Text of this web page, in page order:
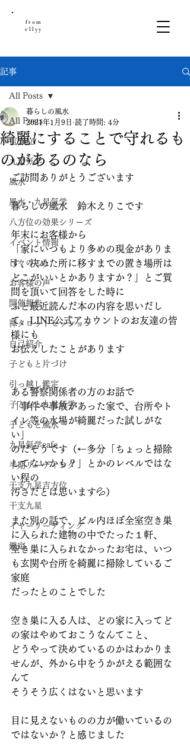
from
ellyy
記事
All Posts
吉方位
九星気学
風水
風水・九星気学
八方位の効果シリーズ
イベント情報
日々のこと
お客様の声
開催報告
禅タロットセッション
自己紹介
子どもと片づけ
引っ越し鑑定
子どもと九星氣学
子どもと風水
九星氣学cafe
半期リーディング
干支九星吉方位
干支九星
イヤーリーディング
鑑定
All Posts
綺麗にすることで守れるも
のがあるのなら
暮らしの風水
2021年1月9日 読了時間: 4分
ご訪問ありがとうございます
暮らしの風水　鈴木えりこです
年末にお客様から
「家にいつもより多めの現金がありま
す、決めた所に移すまでの置き場所は
どこがいいとかありますか？」とご質
問を頂いて回答をした時に
ふと最近読んだ本の内容を思いだし
て、LINE公式アカウントのお友達の皆
様にも
お伝えしたことがあります
ある警察関係者の方のお話で
「事件や事故があった家で、台所やト
イレ等の水場が綺麗だった試しがな
い」
のだそうです（←多分「ちょっと掃除
してないかも？」とかのレベルではな
い程の
汚さだとは思います💦）
また別の話で、ビル内ほぼ全室空き巣
に入られた建物の中でたった１軒、
空き巣に入られなかったお宅は、いつ
も玄関や台所を綺麗に掃除しているご
家庭
だったとのことでした
空き巣に入る人は、どの家に入ってど
の家はやめておこうなんてこと、
どうやって決めているのかはわかりま
せんが、外から中をうかがえる範囲な
んて
そうそう広くはないと思います
目に見えないものの力が働いているの
ではないか？と感じました